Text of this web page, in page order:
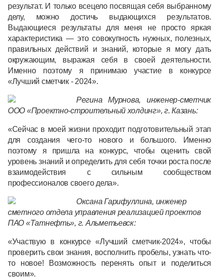
результат. И только всецело посвящая себя выбранному
делу, можно достичь выдающихся результатов.
Выдающиеся результаты для меня не просто яркая
характеристика — это совокупность нужных, полезных,
правильных действий и знаний, которые я могу дать
окружающим, выражая себя в своей деятельности.
Именно поэтому я принимаю участие в конкурсе
«Лучший сметчик - 2024».
РегинаМурнова, инженер-сметчик
ООО «Проектно-строительный холдинг», г. Казань:
«Сейчас в моей жизни проходит подготовительный этап
для создания чего-то нового и большого. Именно
поэтому я пришла на конкурс, чтобы оценить свой
уровень знаний и определить для себя точки роста после
взаимодействия с сильным сообществом
профессионалов своего дела».
ОксанаГарифуллина, инженер
сметного отдела управления реализацией проектов
ПАО «Татнефть», г. Альметьевск:
«Участвую в конкурсе «Лучший сметчик-2024», чтобы
проверить свои знания, восполнить пробелы, узнать что-
то новое! Возможность перенять опыт и поделиться
своим».